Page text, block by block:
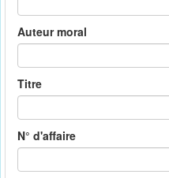
Auteur moral
Titre
N° d'affaire